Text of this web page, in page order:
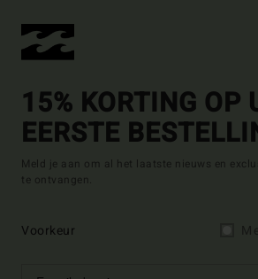
15% KORTING OP
EERSTE
Meld je aan om al het laatste nieuws en
te ontvangen.
Voorkeur